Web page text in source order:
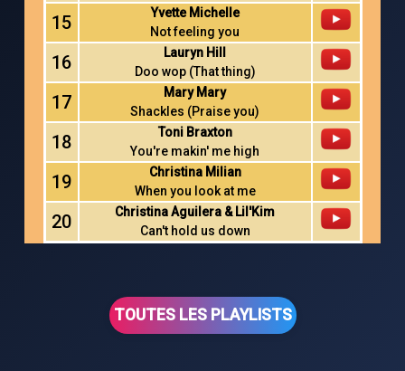
15
Yvette Michelle
Not feeling you
16
Lauryn Hill
Doo wop (That thing)
17
Mary Mary
Shackles (Praise you)
18
Toni Braxton
You're makin' me high
19
Christina Milian
When you look at me
20
Christina Aguilera & Lil'Kim
Can't hold us down
TOUTES LES PLAYLISTS